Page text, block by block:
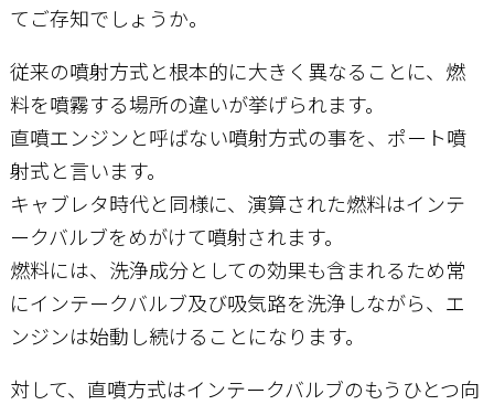
てご存知でしょうか。
従来の噴射方式と根本的に大きく異なることに、燃
料を噴霧する場所の違いが挙げられます。
直噴エンジンと呼ばない噴射方式の事を、ポート噴
射式と言います。
キャブレタ時代と同様に、演算された燃料はインテ
ークバルブをめがけて噴射されます。
燃料には、洗浄成分としての効果も含まれるため常
にインテークバルブ及び吸気路を洗浄しながら、エ
ンジンは始動し続けることになります。
対して、直噴方式はインテークバルブのもうひとつ向